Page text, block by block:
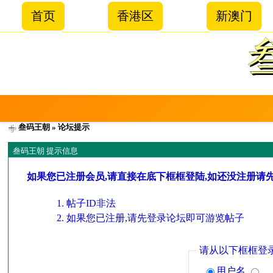
首页 香港区 新澳门
叁码王朝 » 论坛提示
叁码王朝 提示信息
如果您已注册会员,请直接在底下框框登陆,如还没注册请
帖子ID非法
如果您已注册,请先登录论坛即可游览帖子
请从以下框框登
用户名